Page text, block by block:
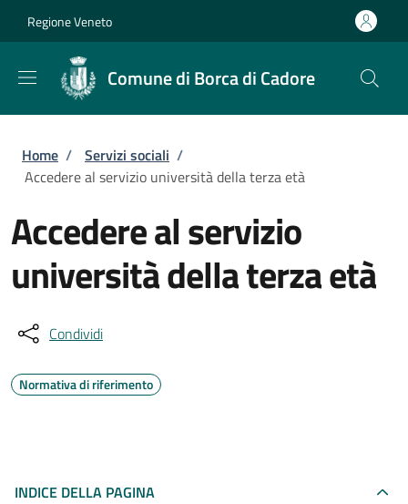
Regione Veneto
Comune di Borca di Cadore
Briciole di pane
Home / Servizi sociali /
Accedere al servizio università della terza età
Accedere al servizio
università della terza età
Condividi
Normativa di riferimento
INDICE DELLA PAGINA